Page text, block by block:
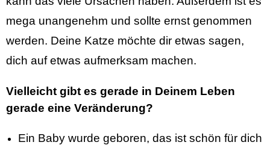
mega unangenehm und sollte ernst genommen
werden. Deine Katze möchte dir etwas sagen,
dich auf etwas aufmerksam machen.
Vielleicht gibt es gerade in Deinem Leben
gerade eine Veränderung?
Ein Baby wurde geboren, das ist schön für dich